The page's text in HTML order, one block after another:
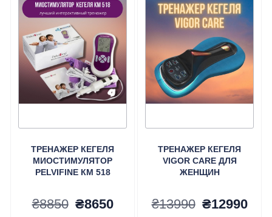
ТРЕНАЖЕР КЕГЕЛЯ
МИОСТИМУЛЯТОР
PELVIFINE КМ 518
₴8850 Первоначальная
₴8650Текущая
ТРЕНАЖЕР КЕГЕЛЯ
VIGOR CARE ДЛЯ
ЖЕНЩИН
₴13990 ₴12990